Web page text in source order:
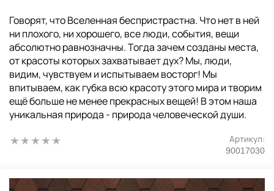
Говорят, что Вселенная беспристрастна. Что нет в ней
ни плохого, ни хорошего, все люди, события, вещи
абсолютно равнозначны. Тогда зачем созданы места,
от красоты которых захватывает дух? Мы, люди,
видим, чувствуем и испытываем восторг! Мы
впитываем, как губка всю красоту этого мира и творим
ещё больше не менее прекрасных вещей! В этом наша
уникальная природа - природа человеческой души.
Артикул:
90017030